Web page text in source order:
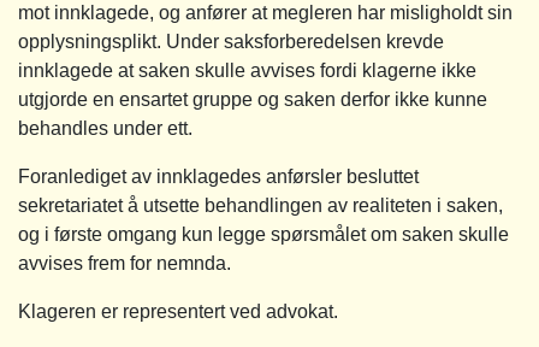
mot innklagede, og anfører at megleren har misligholdt sin
opplysningsplikt. Under saksforberedelsen krevde
innklagede at saken skulle avvises fordi klagerne ikke
utgjorde en ensartet gruppe og saken derfor ikke kunne
behandles under ett.
Foranlediget av innklagedes anførsler besluttet
sekretariatet å utsette behandlingen av realiteten i saken,
og i første omgang kun legge spørsmålet om saken skulle
avvises frem for nemnda.
Klageren er representert ved advokat.